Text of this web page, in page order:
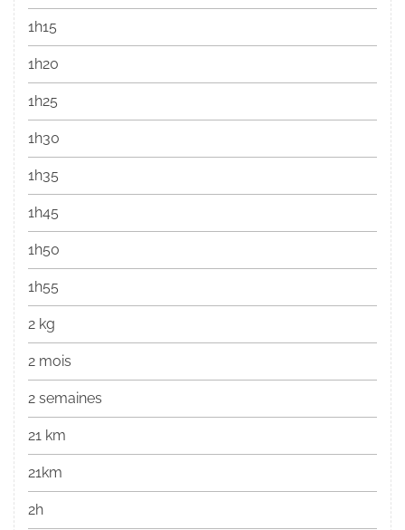
1h15
1h20
1h25
1h30
1h35
1h45
1h50
1h55
2 kg
2 mois
2 semaines
21 km
21km
2h